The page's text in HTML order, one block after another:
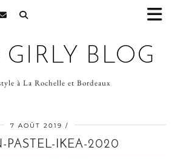
BLOG
à La Rochelle et Bordeaux
7 AOÛT 2019
PASTEL-IKEA-2020